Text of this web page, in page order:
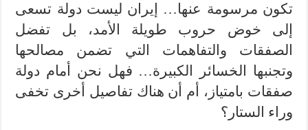
تكون مرسومة عنها… إيران ليست دولة تسعى
إلى خوض حروب طويلة الأمد، بل تفضل
الصفقات والتفاهمات التي تضمن مصالحها
وتجنبها الخسائر الكبيرة… فهل نحن أمام دولة
صفقات بامتياز، أم أن هناك تفاصيل أخرى تخفى
وراء الستار؟